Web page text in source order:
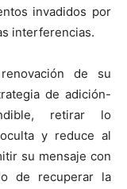
invadidos por
interferencias.
de su
de adición-
retirar lo
y reduce al
su mensaje con
de recuperar la